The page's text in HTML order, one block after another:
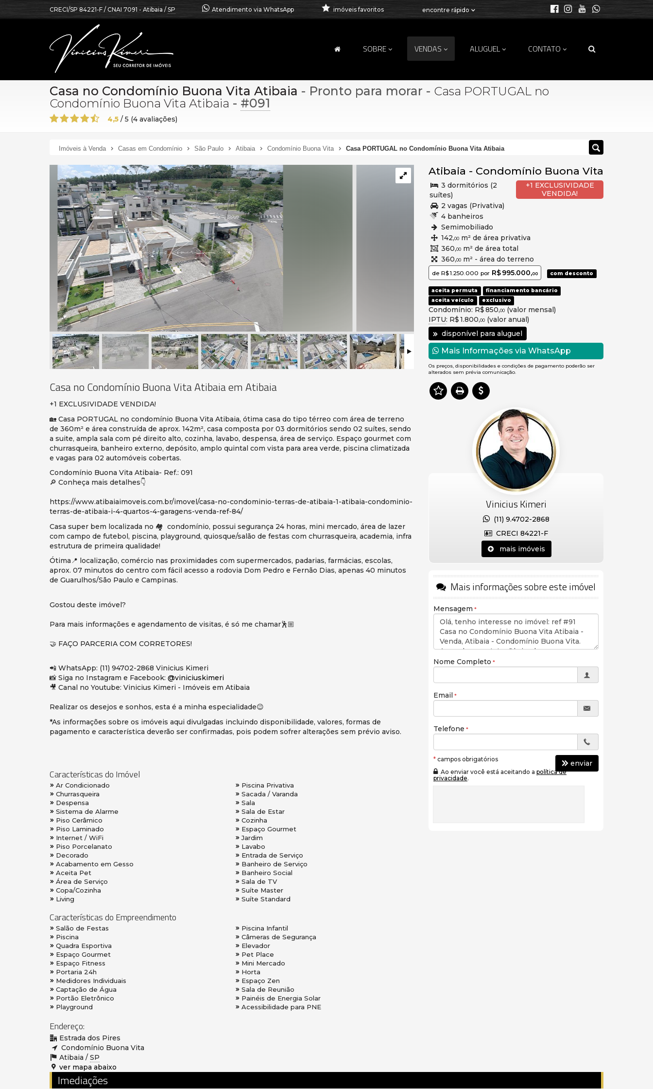
CRECI/SP 84221-F / CNAI 7091 - Atibaia / SP Atendimento via WhatsApp encontre rápido
imóveis favoritos
SOBRE VENDAS ALUGUEL CONTATO
Casa no Condomínio Buona Vita Atibaia - Pronto para morar - Casa PORTUGAL no
Condomínio Buona Vita Atibaia - #091
4,5 / 5 (4 avaliações)
Imóveis à Venda Casas em Condomínio São Paulo Atibaia Condomínio Buona Vita Casa PORTUGAL no Condomínio Buona Vita Atibaia
Casa no Condomínio Buona Vita Atibaia em Atibaia
+1 EXCLUSIVIDADE VENDIDA!
🏡 Casa PORTUGAL no condomínio Buona Vita Atibaia, ótima casa do tipo térreo com área de terreno
de 360m² e área construída de aprox. 142m², casa composta por 03 dormitórios sendo 02 suítes, sendo
a suite, ampla sala com pé direito alto, cozinha, lavabo, despensa, área de serviço. Espaço gourmet com
churrasqueira, banheiro externo, depósito, amplo quintal com vista para area verde, piscina climatizada
e vagas para 02 automóveis cobertas.
Condomínio Buona Vita Atibaia- Ref.: 091
🔎 Conheça mais detalhes👇
https://www.atibaiaimoveis.com.br/imovel/casa-no-condominio-terras-de-atibaia-1-atibaia-condominio-
terras-de-atibaia-i-4-quartos-4-garagens-venda-ref-84/
Casa super bem localizada no 🏘️ condomínio, possui segurança 24 horas, mini mercado, área de lazer
com campo de futebol, piscina, playground, quiosque/salão de festas com churrasqueira, academia, infra
estrutura de primeira qualidade!
Ótima📍 localização, comércio nas proximidades com supermercados, padarias, farmácias, escolas,
aprox. 07 minutos do centro com fácil acesso a rodovia Dom Pedro e Fernão Dias, apenas 40 minutos
de Guarulhos/São Paulo e Campinas.
Gostou deste imóvel?
Para mais informações e agendamento de visitas, é só me chamar🕺🏼
🤝 FAÇO PARCERIA COM CORRETORES!
📲 WhatsApp: (11) 94702-2868 Vinicius Kimeri
📸 Siga no Instagram e Facebook: @viniciuskimeri
🎥 Canal no Youtube: Vinicius Kimeri - Imóveis em Atibaia
Realizar os desejos e sonhos, esta é a minha especialidade😉
*As informações sobre os imóveis aqui divulgadas incluindo disponibilidade, valores, formas de
pagamento e característica deverão ser confirmadas, pois podem sofrer alterações sem prévio aviso.
Características do Imóvel
Ar Condicionado
Churrasqueira
Despensa
Sistema de Alarme
Piso Cerâmico
Piso Laminado
Internet / WiFi
Piso Porcelanato
Decorado
Acabamento em Gesso
Aceita Pet
Área de Serviço
Copa/Cozinha
Living
Piscina Privativa
Sacada / Varanda
Sala
Sala de Estar
Cozinha
Espaço Gourmet
Jardim
Lavabo
Entrada de Serviço
Banheiro de Serviço
Banheiro Social
Sala de TV
Suíte Master
Suíte Standard
Características do Empreendimento
Salão de Festas
Piscina
Quadra Esportiva
Espaço Gourmet
Espaço Fitness
Portaria 24h
Medidores Individuais
Captação de Água
Portão Eletrônico
Playground
Piscina Infantil
Câmeras de Segurança
Elevador
Pet Place
Mini Mercado
Horta
Espaço Zen
Sala de Reunião
Painéis de Energia Solar
Acessibilidade para PNE
Endereço:
Estrada dos Pires
Condomínio Buona Vita
Atibaia / SP
ver mapa abaixo
Atibaia - Condomínio Buona Vita
+1 EXCLUSIVIDADE
VENDIDA!
3 dormitórios (2
suítes)
2 vagas (Privativa)
4 banheiros
Semimobiliado
142,00 m² de área privativa
360,00 m² de área total
360,00 m² - área do terreno
de R$ 1.250.000 por R$ 995.000,00 com desconto
aceita permuta
financiamento bancário
aceita veículo
exclusivo
Condomínio: R$ 850,00 (valor mensal)
IPTU: R$ 1.800,00 (valor anual)
disponível para aluguel
Mais Informações via WhatsApp
Os preços, disponibilidades e condições de pagamento poderão ser
alterados sem prévia comunicação.
Vinicius Kimeri
(11) 9.4702-2868
CRECI 84221-F
mais imóveis
Mais informações sobre este imóvel
Mensagem
Nome Completo
Email
Telefone
* campos obrigatórios
Ao enviar você está aceitando a política de
privacidade.
enviar
Imediações